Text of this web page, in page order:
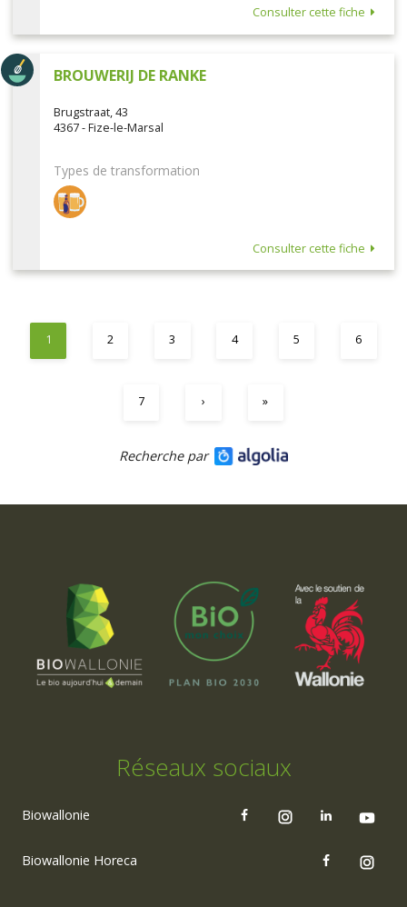
Consulter cette fiche
BROUWERIJ DE RANKE
Brugstraat, 43
4367 - Fize-le-Marsal
Types de transformation
Consulter cette fiche
1 2 3 4 5 6
7 › »
Recherche par
Réseaux sociaux
Biowallonie
Biowallonie Horeca